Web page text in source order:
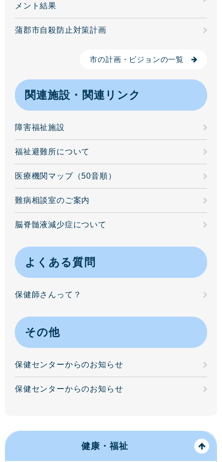
メント結果
蒲郡市自殺防止対策計画
市の計画・ビジョンの一覧
関連施設・関連リンク
障害福祉施設
福祉避難所について
医療機関マップ（50音順）
難病相談室のご案内
脳脊髄液減少症について
よくある質問
保健師さんって？
その他
保健センターからのお知らせ
保健センターからのお知らせ
健康・福祉